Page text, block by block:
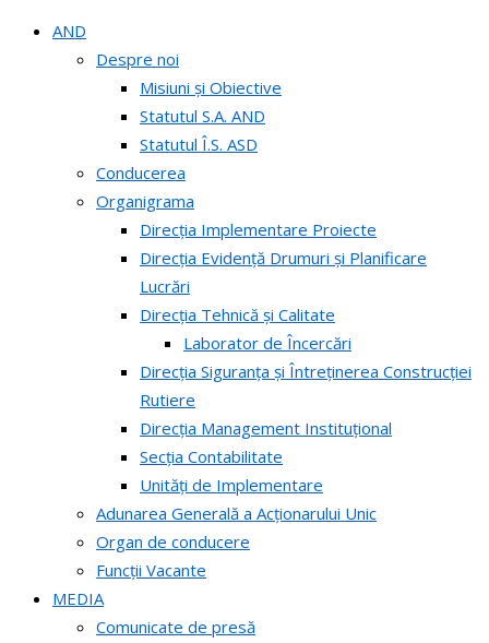
AND
Despre noi
Misiuni și Obiective
Statutul S.A. AND
Statutul Î.S. ASD
Conducerea
Organigrama
Direcția Implementare Proiecte
Direcția Evidență Drumuri și Planificare
Lucrări
Direcția Tehnică și Calitate
Laborator de Încercări
Direcția Siguranța și Întreținerea Construcției
Rutiere
Direcția Management Instituțional
Secția Contabilitate
Unități de Implementare
Adunarea Generală a Acționarului Unic
Organ de conducere
Funcții Vacante
MEDIA
Comunicate de presă